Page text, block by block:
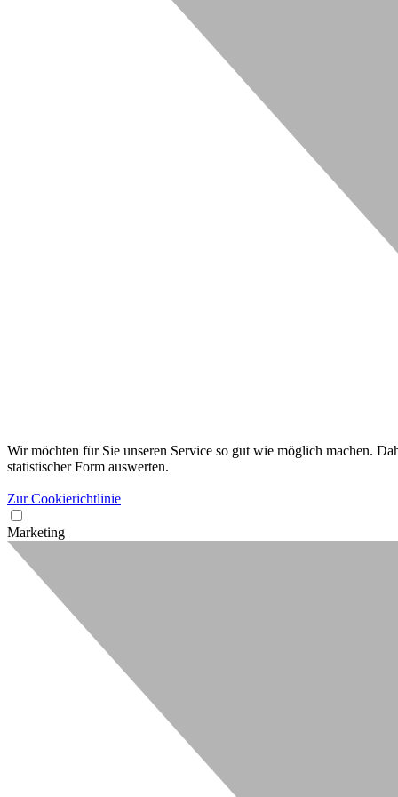
Wir möchten für Sie unseren Service so gut wie möglich machen.
statistischer Form auswerten.
Zur Cookierichtlinie
Marketing